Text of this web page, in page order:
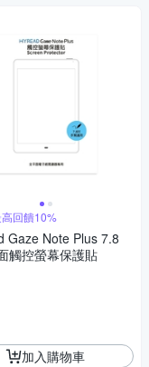
回饋10%
Gaze Note Plus 7.8
觸控螢幕保護貼
加入購物車